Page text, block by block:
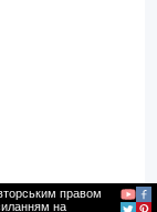
правом
на